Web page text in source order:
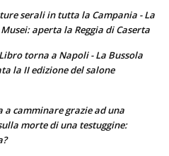
serali in tutta la Campania - La
aperta la Reggia di Caserta
torna a Napoli - La Bussola
la II edizione del salone
camminare grazie ad una
morte di una testuggine: